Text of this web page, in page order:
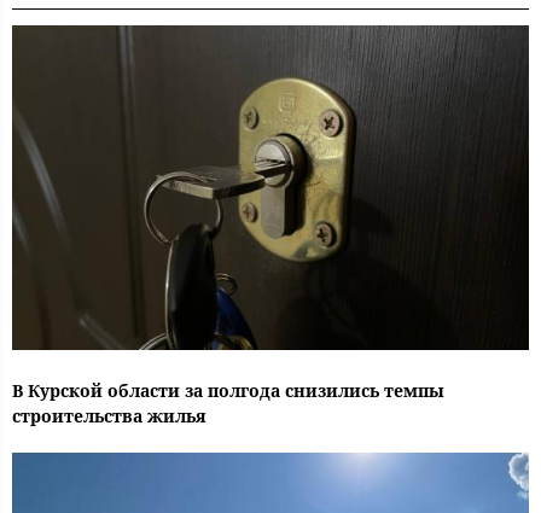
В Курской области за полгода снизились темпы
строительства жилья